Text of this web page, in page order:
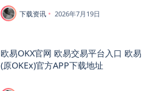
下载资讯 2026年7月19日
欧易OKX官网 欧易交易平台入口 欧易
(原OKEx)官方APP下载地址